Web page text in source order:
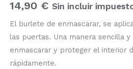
14,90 € Sin incluir
El burlete de enmascarar, se
las puertas. Una manera sencilla y
enmascarar y proteger el interior
rápidamente.